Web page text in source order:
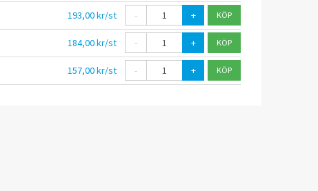
193,00 kr/st - +
184,00 kr/st - +
157,00 kr/st - +